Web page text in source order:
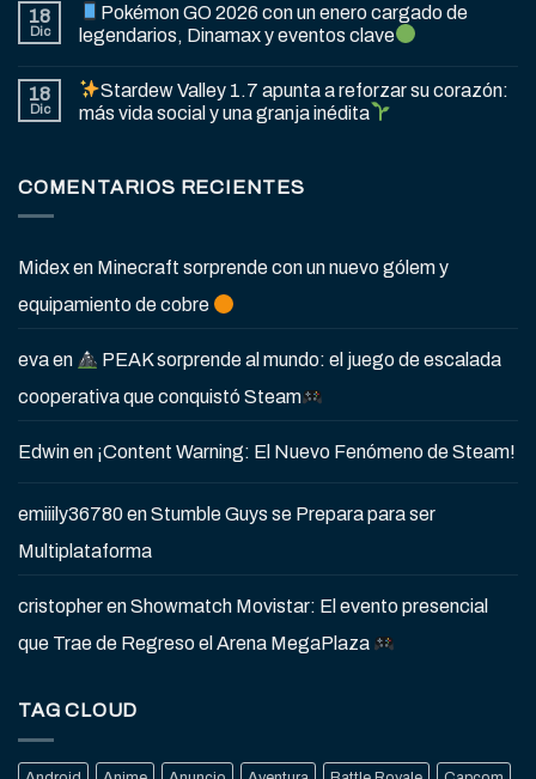
18
Dic
Pokémon GO 2026 con un enero cargado de
legendarios, Dinamax y eventos clave
18
Dic
Stardew Valley 1.7 apunta a reforzar su corazón:
más vida social y una granja inédita
COMENTARIOS RECIENTES
Midexen Minecraft sorprende con un nuevo gólem y
equipamiento de cobre
evaen
PEAK sorprende al mundo: el juego de escalada
cooperativa que conquistó Steam
Edwinen ¡Content Warning: El Nuevo Fenómeno de Steam!
emiiily36780enStumble Guys se Prepara para ser
Multiplataforma
cristopherenShowmatch Movistar: El evento presencial
que Trae de Regreso el Arena MegaPlaza
TAG CLOUD